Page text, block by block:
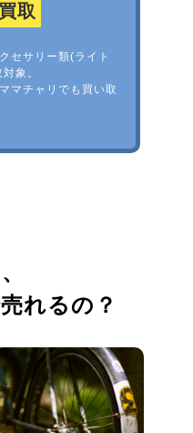
取
セサリー類(ライト
象。
マチャリでも買い取
れるの？